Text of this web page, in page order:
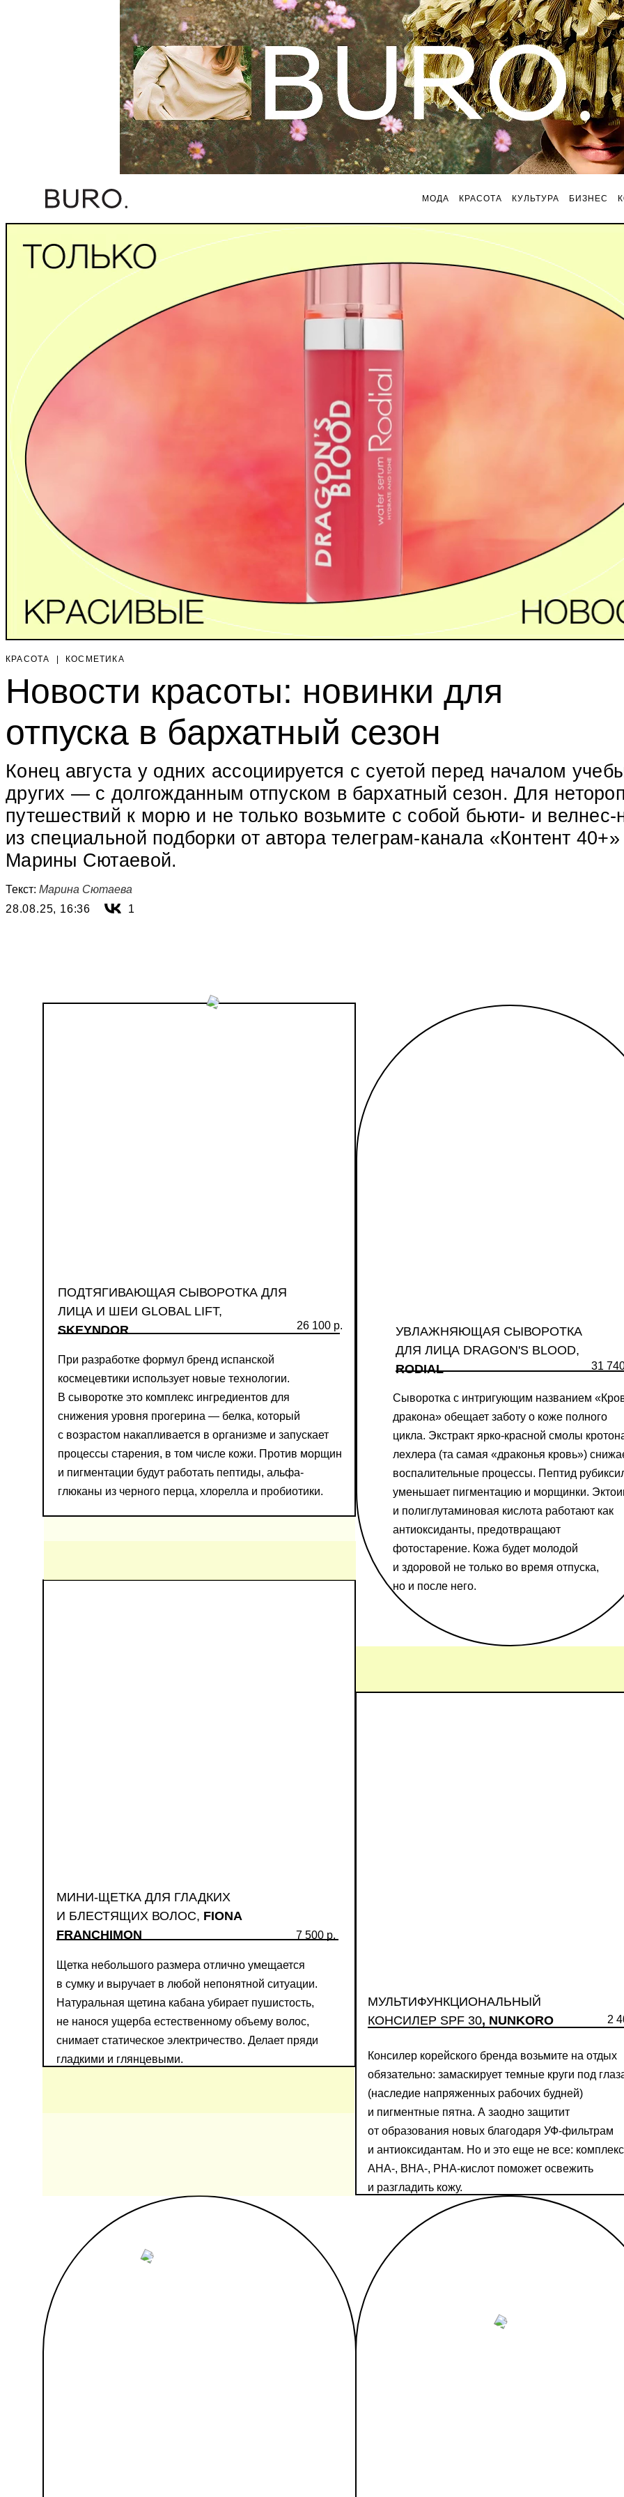
МОДА КРАСОТА КУЛЬТУРА БИЗНЕС
КРАСОТА | КОСМЕТИКА
Новости красоты: новинки для
отпуска в бархатный сезон
Конец августа у одних ассоциируется с суетой перед началом
других — с долгожданным отпуском в бархатный сезон. Для
путешествий к морю и не только возьмите с собой бьюти- и велнес-
из специальной подборки от автора телеграм-канала «Контент 40+»
Марины Сютаевой.
Текст: Марина Сютаева
28.08.25, 16:36
1
ПОДТЯГИВАЮЩАЯ СЫВОРОТКА ДЛЯ
ЛИЦА И ШЕИ GLOBAL LIFT,
SKEYNDOR
26 100 р.
УВЛАЖНЯЮЩАЯ СЫВОРОТКА
ДЛЯ ЛИЦА DRAGON'S BLOOD,
RODIAL
При разработке формул бренд испанской
космецевтики использует новые технологии.
В сыворотке это комплекс ингредиентов для
снижения уровня прогерина — белка, который
с возрастом накапливается в организме и запускает
процессы старения, в том числе кожи. Против морщин
и пигментации будут работать пептиды, альфа-
глюканы из черного перца, хлорелла и пробиотики.
31
Сыворотка с интригующим названием
дракона» обещает заботу о коже полного
цикла. Экстракт ярко-красной смолы
лехлера (та самая «драконья кровь»)
воспалительные процессы. Пептид
уменьшает пигментацию и морщинки.
и полиглутаминовая кислота работают как
антиоксиданты, предотвращают
фотостарение. Кожа будет молодой
и здоровой не только во время отпуска,
но и после него.
МИНИ-ЩЕТКА ДЛЯ ГЛАДКИХ
И БЛЕСТЯЩИХ ВОЛОС, FIONA
FRANCHIMON
7 500 р.
Щетка небольшого размера отлично умещается
в сумку и выручает в любой непонятной ситуации.
Натуральная щетина кабана убирает пушистость,
не нанося ущерба естественному объему волос,
снимает статическое электричество. Делает пряди
гладкими и глянцевыми.
МУЛЬТИФУНКЦИОНАЛЬНЫЙ
КОНСИЛЕР SPF 30, NUNKORO 2
Консилер корейского бренда возьмите на отдых
обязательно: замаскирует темные круги под
(наследие напряженных рабочих будней)
и пигментные пятна. А заодно защитит
от образования новых благодаря УФ-фильтрам
и антиоксидантам. Но и это еще не все: комплекс
АНА-, ВНА-, РНА-кислот поможет освежить
и разгладить кожу.